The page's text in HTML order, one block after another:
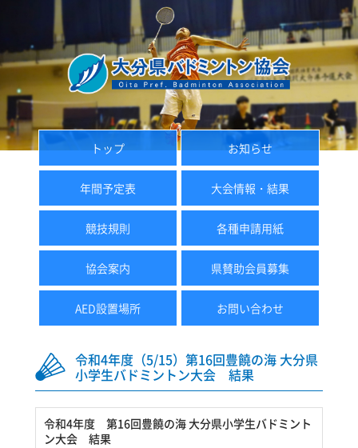
トップ お知らせ
年間予定表 大会情報・結果
競技規則 各種申請用紙
協会案内 県賛助会員募集
AED設置場所 お問い合わせ
令和4年度（5/15）第16回豊饒の海 大分県
小学生バドミントン大会 結果
令和4年度 第16回豊饒の海 大分県小学生バドミント
ン大会 結果